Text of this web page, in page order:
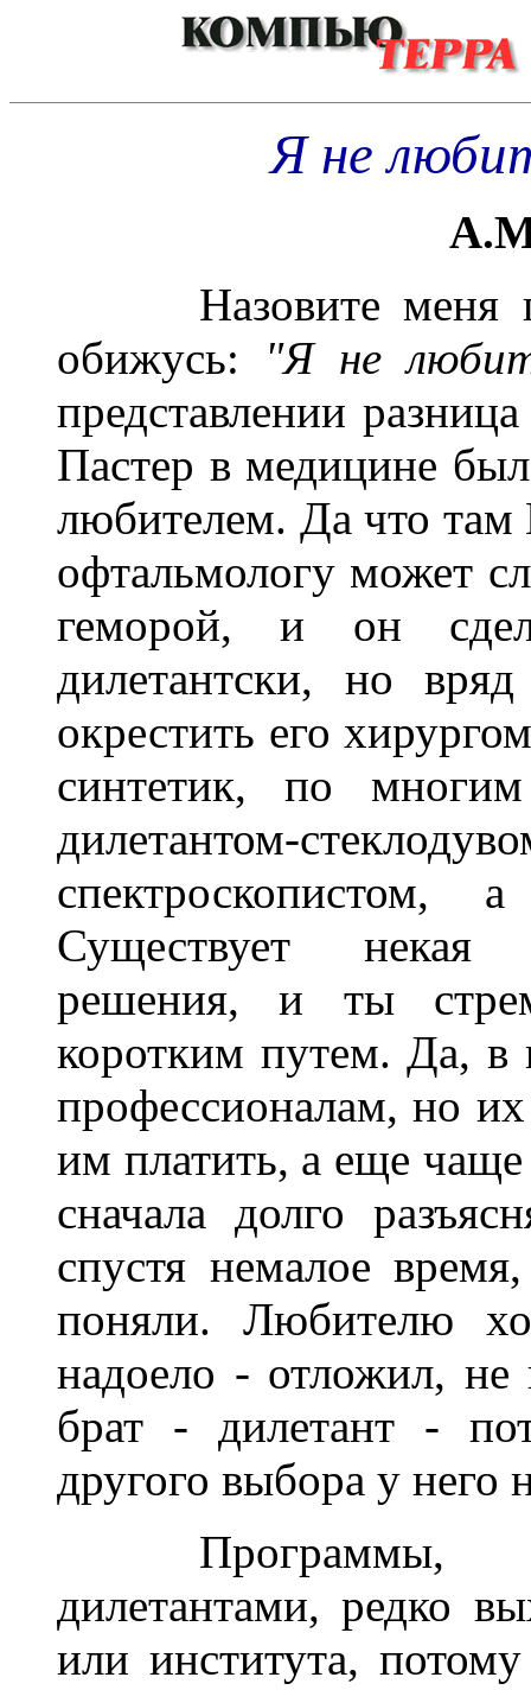
Я не
Назовите меня
обижусь:
"Я не
представлении
Пастер в медицине
любителем. Да что там
офтальмологу может
геморой, и он
дилетантски, но
окрестить его
синтетик, по
дилетантом-
Существует
решения, и ты
коротким путем. Да, в
профессионалам, но
им платить, а еще
сначала долго
спустя немалое
поняли. Любителю
надоело - отложил,
брат - дилетант -
другого выбора у него
Программы,
дилетантами, редко
или института,